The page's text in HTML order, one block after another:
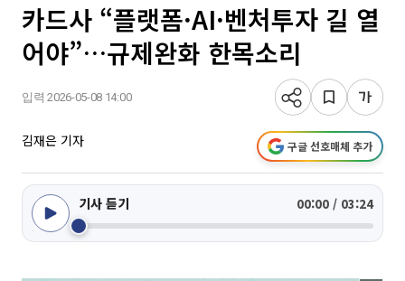
카드사 “플랫폼·AI·벤처투자 길 열
어야”…규제완화 한목소리
입력 2026-05-08 14:00
김재은 기자 구글 선호매체 추가
기사 듣기 00:00 / 03:24